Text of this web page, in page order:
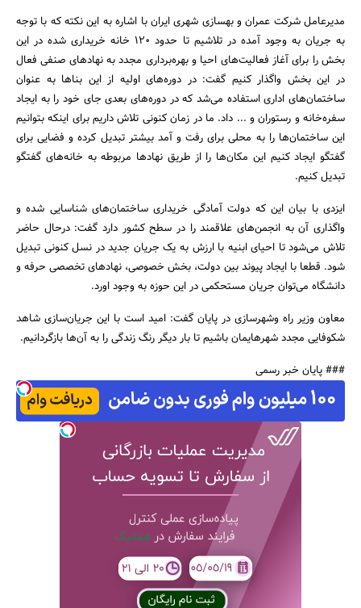
مدیرعامل شرکت عمران و بهسازی شهری ایران با اشاره به این نکته که با توجه
به جریان به وجود آمده در تلاشیم تا حدود 120 خانه خریداری شده در این
بخش را برای آغاز فعالیت‌های احیا و بهره‌برداری مجدد به نهادهای صنفی فعال
در این بخش واگذار کنیم گفت: در دوره‌های اولیه از این بناها به عنوان
ساختمان‌های اداری استفاده می‌شد که در دوره‌های بعدی جای خود را به ایجاد
سفره‌خانه و رستوران و ... داد. ما در زمان کنونی تلاش داریم برای اینکه بتوانیم
این ساختمان‌ها را به محلی برای رفت و آمد بیشتر تبدیل کرده و فضایی برای
گفتگو ایجاد کنیم این مکان‌ها را از طریق نهادها مربوطه به خانه‌های گفتگو
تبدیل کنیم.
ایزدی با بیان این که دولت آمادگی خریداری ساختمان‌های شناسایی شده و
واگذاری آن به انجمن‌های علاقمند را در سطح کشور دارد گفت: درحال حاضر
تلاش می‌شود تا احیای ابنیه با ارزش به یک جریان جدید در نسل کنونی تبدیل
شود. قطعا با ایجاد پیوند بین دولت، بخش خصوصی، نهادهای تخصصی حرفه و
دانشگاه می‌توان جریان مستحکمی در این حوزه به وجود اورد.
معاون وزیر راه وشهرسازی در پایان گفت: امید است با این جریان‌سازی شاهد
شکوفایی مجدد شهرهایمان باشیم تا بار دیگر رنگ زندگی را به آن‌ها بازگردانیم.
### پایان خبر رسمی